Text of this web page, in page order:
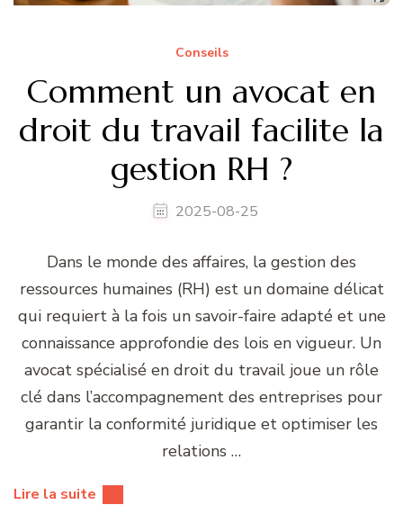
Conseils
Comment un avocat en
droit du travail facilite la
gestion RH ?
2025-08-25
Dans le monde des affaires, la gestion des
ressources humaines (RH) est un domaine délicat
qui requiert à la fois un savoir-faire adapté et une
connaissance approfondie des lois en vigueur. Un
avocat spécialisé en droit du travail joue un rôle
clé dans l’accompagnement des entreprises pour
garantir la conformité juridique et optimiser les
relations …
Lire la suite